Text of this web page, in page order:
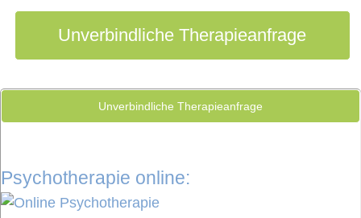
Unverbindliche Therapieanfrage
Unverbindliche Therapieanfrage
Psychotherapie online: